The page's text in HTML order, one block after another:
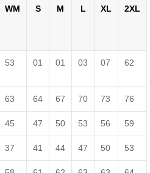
WM S M L XL 2XL
53 01 01 03 07 62
63 64 67 70 73 76
45 47 50 53 56 59
37 41 44 47 50 53